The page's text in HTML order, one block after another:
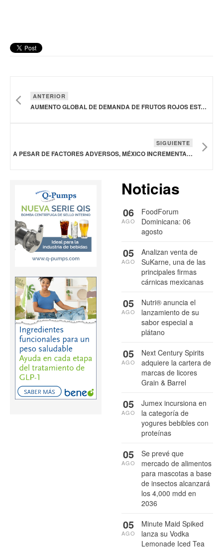
ANTERIOR
AUMENTO GLOBAL DE DEMANDA DE FRUTOS ROJOS ESTABLECE UNA OPORTUNIDAD PARA MÉXICO
SIGUIENTE
A PESAR DE FACTORES ADVERSOS, MÉXICO INCREMENTA SU PRODUCTIVIDAD AGROALIMENTARIA
Noticias
FoodForum
Dominicana: 06
agosto
06
AGO
Analizan venta de
SuKarne, una de las
principales firmas
cárnicas mexicanas
05
AGO
Nutri® anuncia el
lanzamiento de su
sabor especial a
plátano
05
AGO
Next Century Spirits
adquiere la cartera de
marcas de licores
Grain & Barrel
05
AGO
Jumex incursiona en
la categoría de
yogures bebibles con
proteínas
05
AGO
Se prevé que
mercado de alimentos
para mascotas a base
de insectos alcanzará
los 4,000 mdd en
2036
05
AGO
Minute Maid Spiked
lanza su Vodka
Lemonade Iced Tea
05
AGO